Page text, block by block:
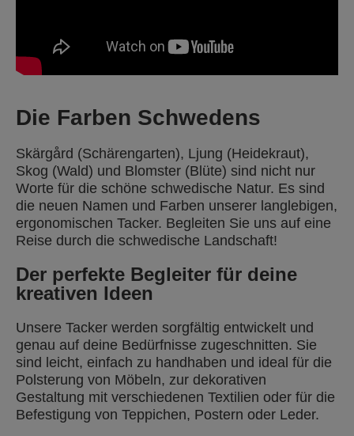
Die Farben Schwedens
Skärgård (Schärengarten), Ljung (Heidekraut),
Skog (Wald) und Blomster (Blüte) sind nicht nur
Worte für die schöne schwedische Natur. Es sind
die neuen Namen und Farben unserer langlebigen,
ergonomischen Tacker. Begleiten Sie uns auf eine
Reise durch die schwedische Landschaft!
Der perfekte Begleiter für deine
kreativen Ideen
Unsere Tacker werden sorgfältig entwickelt und
genau auf deine Bedürfnisse zugeschnitten. Sie
sind leicht, einfach zu handhaben und ideal für die
Polsterung von Möbeln, zur dekorativen
Gestaltung mit verschiedenen Textilien oder für die
Befestigung von Teppichen, Postern oder Leder.